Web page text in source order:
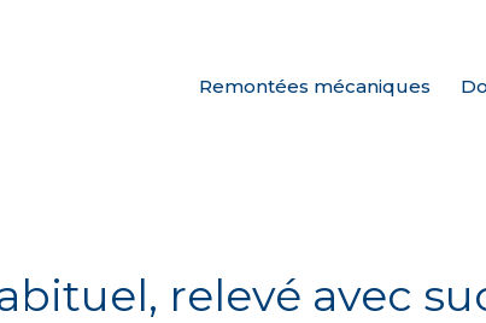
Remontées mécaniques
relevé avec